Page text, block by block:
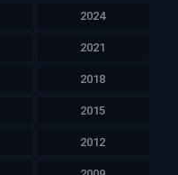
2024
2021
2018
2015
2012